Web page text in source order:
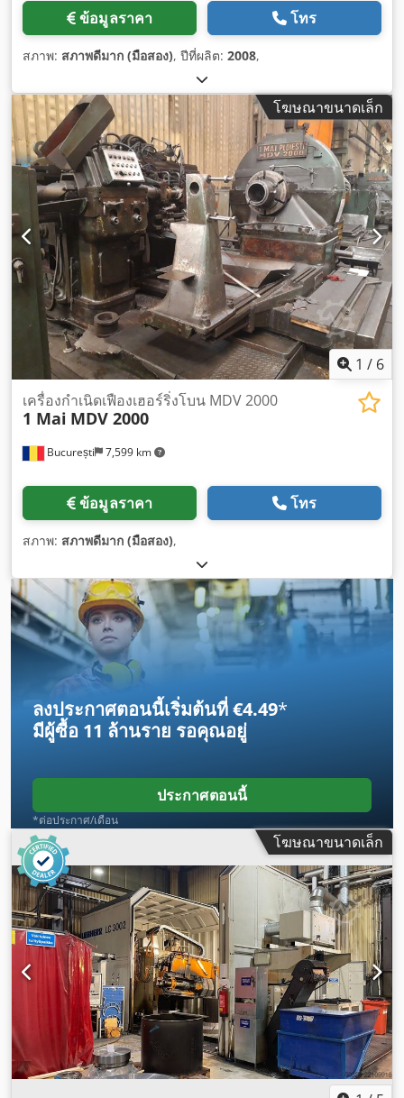
ข้อมูลราคา โทร
สภาพ: สภาพดีมาก (มือสอง), ปีที่ผลิต: 2008,
โฆษณาขนาดเล็ก
1 / 6
București 7,599 km
เครื่องกำเนิดเฟืองเฮอร์ริ่งโบน MDV 2000
1 Mai MDV 2000
ข้อมูลราคา โทร
สภาพ: สภาพดีมาก (มือสอง),
ลงประกาศตอนนี้เริ่มต้นที่ €4.49*
มีผู้ซื้อ 11 ล้านราย รอคุณอยู่
ประกาศตอนนี้
*ต่อประกาศ/เดือน
โฆษณาขนาดเล็ก